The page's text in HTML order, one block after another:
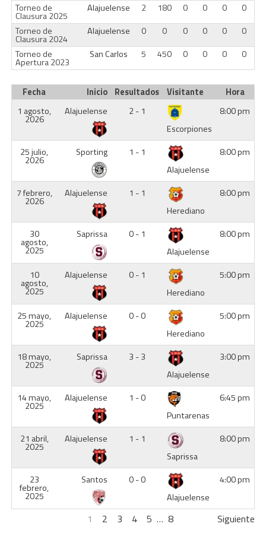
Torneo de
Clausura 2025
Alajuelense 2 180 0 0 0
0
Torneo de
Clausura 2024
Alajuelense 0 0 0 0 0
0
Torneo de
Apertura 2023
San Carlos 5 450 0 0 0 0
Fecha Inicio Resultados Visitante
Hora
1 agosto,
2026
Alajuelense
2 - 1
Escorpiones
8:00 pm
25 julio,
2026
Sporting
1 - 1
Alajuelense
8:00 pm
7 febrero,
2026
Alajuelense
1 - 1
Herediano
8:00 pm
30
agosto,
2025
Saprissa
0 - 1
Alajuelense
8:00 pm
10
agosto,
2025
Alajuelense
0 - 1
Herediano
5:00 pm
25 mayo,
2025
Alajuelense
0 - 0
Herediano
5:00 pm
18 mayo,
2025
Saprissa
3 - 3
Alajuelense
3:00 pm
14 mayo,
2025
Alajuelense
1 - 0
Puntarenas
6:45 pm
21 abril,
2025
Alajuelense
1 - 1
Saprissa
8:00 pm
23
febrero,
2025
Santos
0 - 0
Alajuelense
4:00 pm
1 2 3 4 5 … 8 Siguiente